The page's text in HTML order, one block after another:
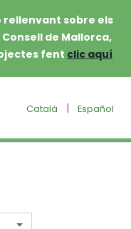
sobre els
de Mallorca,
fent clic aquí
Català | Español